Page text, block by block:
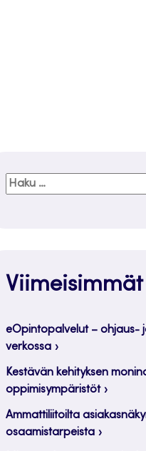
Haku:
eOpintopalvelut – ohjaus-
verkossa
Kestävän kehityksen
oppimisympäristöt
Ammattiliitoilta
osaamistarpeista